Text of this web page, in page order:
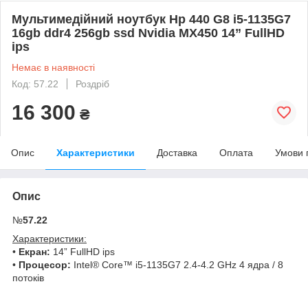
Мультимедійний ноутбук Hp 440 G8 i5-1135G7
16gb ddr4 256gb ssd Nvidia MX450 14” FullHD
ips
Немає в наявності
Код: 57.22
Роздріб
16 300 ₴
Опис Характеристики Доставка Оплата Умови
Опис
№57.22
Характеристики:
• Екран: 14” FullHD ips
• Процесор: Intel® Core™ i5-1135G7 2.4-4.2 GHz 4 ядра / 8
потоків